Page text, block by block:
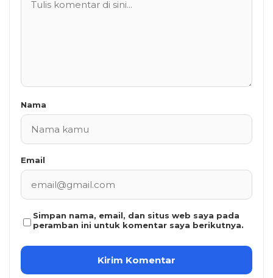
Nama
Email
Simpan nama, email, dan situs web saya pada
peramban ini untuk komentar saya berikutnya.